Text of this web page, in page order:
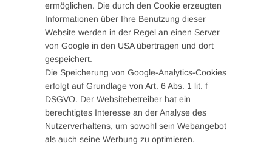
ermöglichen. Die durch den Cookie erzeugten
Informationen über Ihre Benutzung dieser
Website werden in der Regel an einen Server
von Google in den USA übertragen und dort
gespeichert.
Die Speicherung von Google-Analytics-Cookies
erfolgt auf Grundlage von Art. 6 Abs. 1 lit. f
DSGVO. Der Websitebetreiber hat ein
berechtigtes Interesse an der Analyse des
Nutzerverhaltens, um sowohl sein Webangebot
als auch seine Werbung zu optimieren.